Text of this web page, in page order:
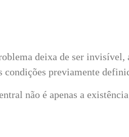
deixa de ser invisível,
condições previamente
não é apenas a